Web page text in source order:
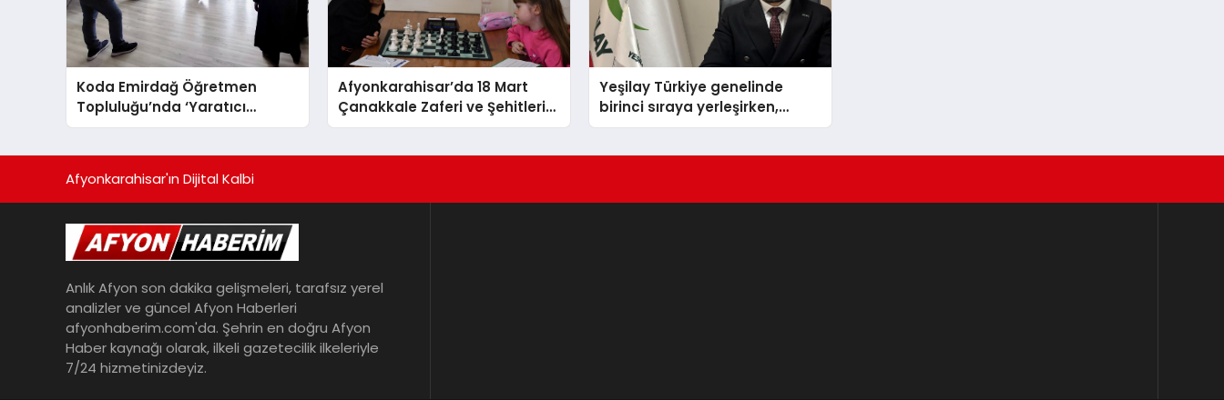
Koda Emirdağ Öğretmen
Topluluğu’nda ‘Yaratıcı
Drama’ eğitimi gerçekleştirildi.
Afyonkarahisar’da 18 Mart
Çanakkale Zaferi ve Şehitleri
Anma Günü Satranç
Yeşilay Türkiye genelinde
birinci sıraya yerleşirken,
yürütülen faaliyetlerle de
Afyonkarahisar'ın Dijital Kalbi
Anlık Afyon son dakika gelişmeleri, tarafsız yerel
analizler ve güncel Afyon Haberleri
afyonhaberim.com'da. Şehrin en doğru Afyon
Haber kaynağı olarak, ilkeli gazetecilik ilkeleriyle
7/24 hizmetinizdeyiz.